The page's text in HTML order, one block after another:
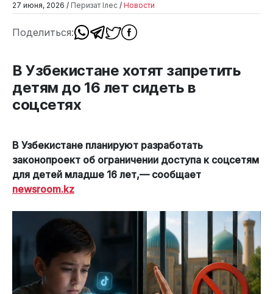
27 июня, 2026 / Перизат Ілес / Новости
Поделиться:
В Узбекистане хотят запретить
детям до 16 лет сидеть в
соцсетях
В Узбекистане планируют разработать
законопроект об ограничении доступа к соцсетям
для детей младше 16 лет,— сообщает
newsroom.kz